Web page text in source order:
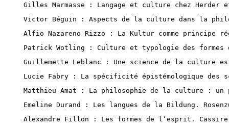
Gilles Marmasse : Langage et culture chez Herder
Victor Béguin : Aspects de la culture dans la
Alfio Nazareno Rizzo : La Kultur comme principe
Patrick Wotling : Culture et typologie des formes
Guillemette Leblanc : Une science de la culture
Lucie Fabry : La spécificité épistémologique des
Matthieu Amat : La philosophie de la culture : un
Emeline Durand : Les langues de la Bildung.
Alexandre Fillon : Les formes de l’esprit.